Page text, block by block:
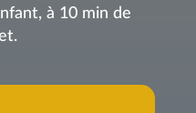
à 10 min de